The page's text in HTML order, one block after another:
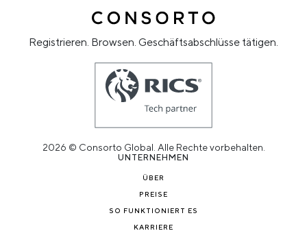
Registrieren. Browsen. Geschäftsabschlüsse tätigen.
2026 © Consorto Global. Alle Rechte vorbehalten.
UNTERNEHMEN
ÜBER
PREISE
SO FUNKTIONIERT ES
KARRIERE